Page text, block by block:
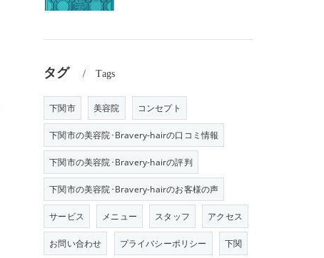
タグ Tags
下関市 美容院 コンセプト
下関市の美容院･Bravery-hairの口コミ情報
下関市の美容院･Bravery-hairの評判
下関市の美容院･Bravery-hairのお客様の声
サービス メニュー スタッフ アクセス
お問い合わせ プライバシーポリシー 下関